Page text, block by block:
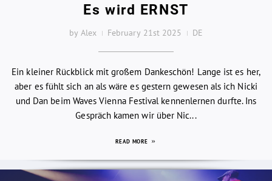
Es wird ERNST
by Alex February 21st 2025 DE
Ein kleiner Rückblick mit großem Dankeschön! Lange ist es her,
aber es fühlt sich an als wäre es gestern gewesen als ich Nicki
und Dan beim Waves Vienna Festival kennenlernen durfte. Ins
Gespräch kamen wir über Nic...
READ MORE